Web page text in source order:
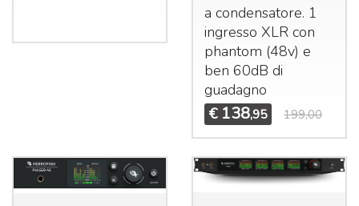
a condensatore. 1
ingressoXLR con
phantom (48v) e
ben 60dB di
guadagno
€ 138,95 199,00